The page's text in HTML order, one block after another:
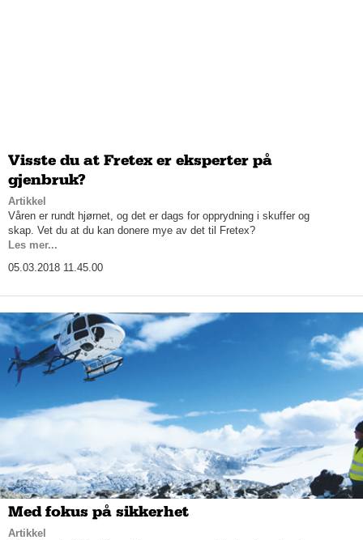
Visste du at Fretex er eksperter på
gjenbruk?
Artikkel
Våren er rundt hjørnet, og det er dags for opprydning i skuffer og
skap. Vet du at du kan donere mye av det til Fretex?
Les mer...
05.03.2018 11.45.00
Med fokus på sikkerhet
Artikkel